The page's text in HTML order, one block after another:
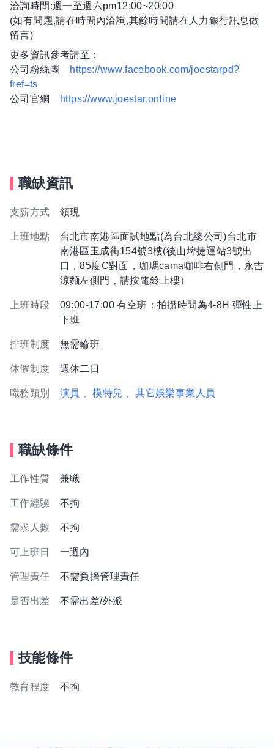
洽詢時間:週一至週六pm12:00~20:00
(如有問題,請在時間內洽詢,其餘時間請在人力銀行訊息做
留言)
更多資訊參考請至：
公司粉絲團 https://www.facebook.com/joestarpd?
fref=ts
公司官網
https://www.joestar.online
職缺資訊
支薪方式 領現
上班地點
台北市南港區面試地點(為台北總公司)台北市
南港區玉成街154號3樓(後山埤捷運站3號出
口，85度C對面，珈瑪cama咖啡右側門，永吉
涼麵左側門，請按電鈴上樓）
上班時段
09:00-17:00 有空班：拍攝時間為4-8H 彈性上
下班
排班制度 無需輪班
休假制度 週休二日
職務類別 演員 、模特兒 、其它娛樂事業人員
職缺條件
工作性質 兼職
工作經驗 不拘
需求人數 不拘
可上班日 一週內
管理責任 不需負擔管理責任
是否出差 不需出差/外派
技能條件
教育程度 不拘